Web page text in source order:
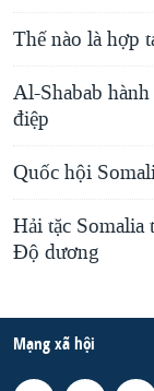
Thế nào là hợp
Al-Shabab
điệp
Quốc hội
Hải tặc Somalia
Ðộ dương
Mạng xã hội